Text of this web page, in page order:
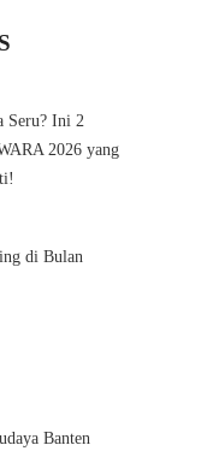
Seru? Ini 2
2026 yang
di Bulan
Banten